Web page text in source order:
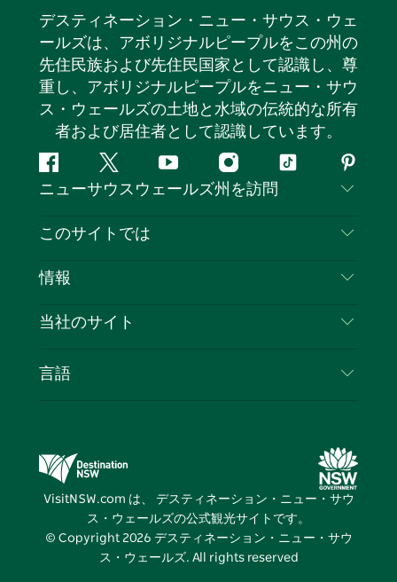
デスティネーション・ニュー・サウス・ウェ
ールズは、アボリジナルピープルをこの州の
先住民族および先住民国家として認識し、尊
重し、アボリジナルピープルをニュー・サウ
ス・ウェールズの土地と水域の伝統的な所有
者および居住者として認識しています。
フ
ェ
ス
ッ
ツ
イ
タ
ユ
ー
イ
ン
テ
ピ
ン
レ
ト
ニューサウスウェールズ州を訪問
お問い合わせ
クッキーに関する通知
このサイトでは
目的地
イベント
情報
旅行情報
NSWでのビジネス
当社のサイト
デスティネーション・ニュー・サウス・ウェール
ズメディアセンター
ビビッド・シドニー
言語
VisitNSW.com は、 デスティネーション・ニュー・サウ
ス・ウェールズの公式観光サイトです。
© Copyright 2026 デスティネーション・ニュー・サウ
ス・ウェールズ. All rights reserved